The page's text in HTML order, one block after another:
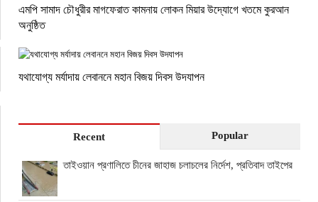
এমপি সামাদ চৌধুরীর মাগফেরাত কামনায় লোকন মিয়ার উদ্যোগে খতমে কুরআন
অনুষ্ঠিত
যথাযোগ্য মর্যাদায় লেবাননে মহান বিজয় দিবস উদযাপন
Recent Popular
তাইওয়ান প্রণালিতে চীনের জাহাজ চলাচলের নির্দেশ, প্রতিবাদ তাইপের